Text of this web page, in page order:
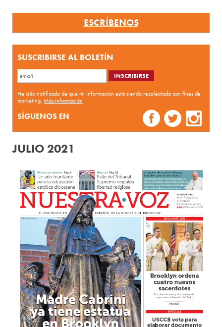
ESCRÍBENOS
SUSCRIBIRSE AL BOLETÍN
He sido notificado de que mi información está siendo recolectada con fines de
marketing.Más información
SÍGUENOS EN
JULIO 2021